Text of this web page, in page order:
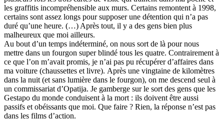
les graffitis incompréhensible aux murs. Certains remontent à 1998,
certains sont assez longs pour supposer une détention qui n’a pas
duré qu’une heure. (…) Après tout, il y a des gens bien plus
malheureux que moi ailleurs.
Au bout d’un temps indéterminé, on nous sort de là pour nous
mettre dans un fourgon super blindé tous les quatre. Contrairement à
ce que l’on m’avait promis, je n’ai pas pu récupérer d’affaires dans
ma voiture (chaussettes et livre). Après une vingtaine de kilomètres
dans la nuit (et sans lumière dans le fourgon), on me descend seul à
un commissariat d’Opatija. Je gamberge sur le sort des gens que les
Gestapo du monde conduisent à la mort : ils doivent être aussi
passifs et obéissants que moi. Que faire ? Rien, la réponse n’est pas
dans les films d’action.